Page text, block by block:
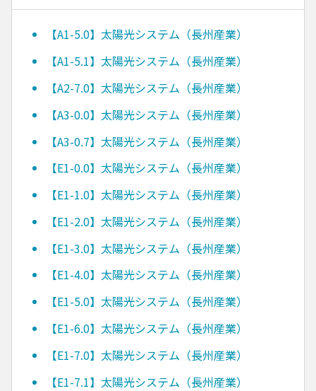
【A1-5.0】太陽光システム（長州産業）
【A1-5.1】太陽光システム（長州産業）
【A2-7.0】太陽光システム（長州産業）
【A3-0.0】太陽光システム（長州産業）
【A3-0.7】太陽光システム（長州産業）
【E1-0.0】太陽光システム（長州産業）
【E1-1.0】太陽光システム（長州産業）
【E1-2.0】太陽光システム（長州産業）
【E1-3.0】太陽光システム（長州産業）
【E1-4.0】太陽光システム（長州産業）
【E1-5.0】太陽光システム（長州産業）
【E1-6.0】太陽光システム（長州産業）
【E1-7.0】太陽光システム（長州産業）
【E1-7.1】太陽光システム（長州産業）